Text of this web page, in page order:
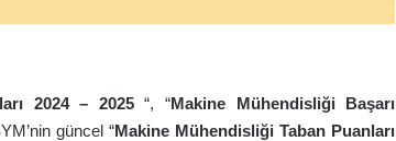
2024 – 2025 “, “Makine Mühendisliği Başarı
güncel “Makine Mühendisliği Taban Puanları